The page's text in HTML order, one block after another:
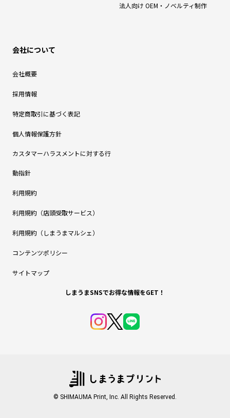
法人向け OEM・ノベルティ制作
会社について
会社概要
採用情報
特定商取引に基づく表記
個人情報保護方針
カスタマーハラスメントに対する行
動指針
利用規約
利用規約（店頭受取サービス）
利用規約（しまうまマルシェ）
コンテンツポリシー
サイトマップ
しまうまSNSでお得な情報をGET！
© SHIMAUMA Print, Inc. All Rights Reserved.